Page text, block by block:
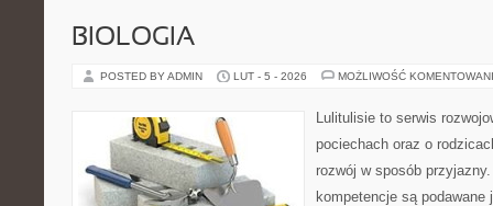
BIOLOGIA
POSTED BY ADMIN LUT - 5 - 2026 MOŻLIWOŚĆ
Lulitulisie to serwis
pociechach oraz o
rozwój w sposób
kompetencje są